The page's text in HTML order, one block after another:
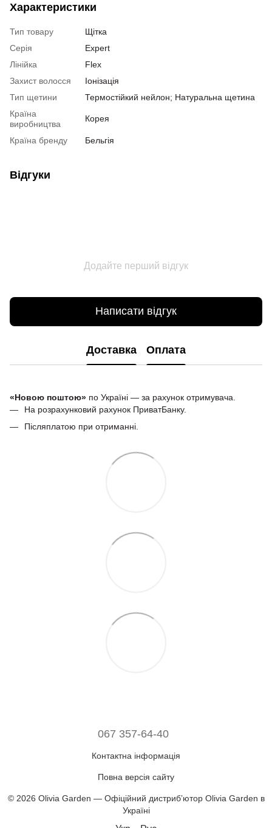
Характеристики
Тип товару
Щітка
Серія
Expert
Лінійка
Flex
Захист волосся
Іонізація
Тип щетини
Термостійкий нейлон; Натуральна щетина
Країна
виробництва
Корея
Країна бренду Бельгія
Відгуки
Додайте перший відгук
Написати відгук
Доставка Оплата
«Новою поштою» по Україні — за рахунок отримувача.
На розрахунковий рахунок ПриватБанку.
Післяплатою при отриманні.
067 357-64-40
Контактна інформація
Повна версія сайту
© 2026 Olivia Garden — Офіційний дистрибʼютор Olivia Garden в
Україні